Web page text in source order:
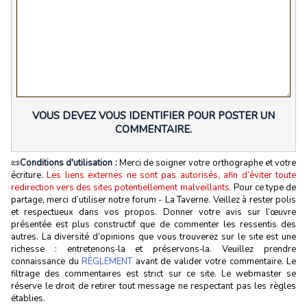
VOUS DEVEZ VOUS IDENTIFIER POUR POSTER UN
COMMENTAIRE.
📜Conditions d'utilisation :Merci de soigner votre orthographe et votre
écriture.Les liens externes ne sont pas autorisés, afin d’éviter toute
redirection vers des sites potentiellement malveillants. Pour ce type de
partage, merci d’utiliser notre forum - La Taverne. Veillez à rester polis
et respectueux dans vos propos. Donner votre avis sur l’œuvre
présentée est plus constructif que de commenter les ressentis des
autres. La diversité d’opinions que vous trouverez sur le site est une
richesse : entretenons‑la et préservons‑la. Veuillez prendre
connaissance du RÈGLEMENTavant de valider votre commentaire. Le
filtrage des commentaires est strict sur ce site. Le webmaster se
réserve le droit de retirer tout message ne respectant pas les règles
établies.